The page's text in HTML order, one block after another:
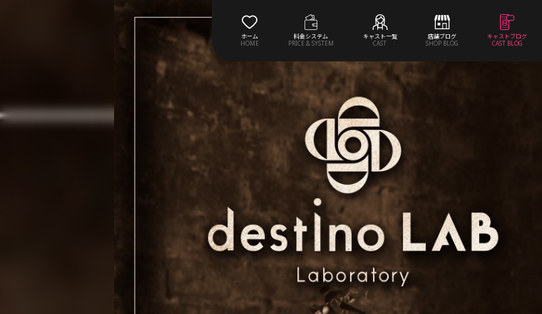
ホーム
HOME
料金システム
PRICE & SYSTEM
キャスト一覧
CAST
店舗ブログ
SHOP BLOG
キャストブログ
CAST BLOG